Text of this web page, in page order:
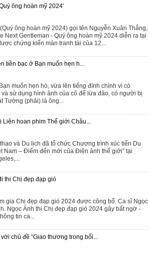
ông hoàn mỹ 2024'
ông hoàn mỹ 2024) gọi tên Nguyễn Xuân Thắng,
Next Gentleman - Quý ông hoàn mỹ 2024 diễn ra tại
chứng kiến màn tranh tài của 12...
tiền bạc ở Bạn muốn hẹn h...
muốn hẹn hò, vừa lên tiếng đính chính vì có
sử dụng hình ảnh của cô để lừa đảo, có người bị
Tường (phải) là ông...
Liên hoan phim Thế giới Châu...
và Du lịch đã tổ chức Chương trình xúc tiến Du
Nam – Điểm đến mới của Điện ảnh thế giới” tại
thi Chị đẹp đạp gió
gia Chị đẹp đạp gió 2024 được công bố. Ca sĩ Ngọc
Ngọc Ánh thi Chị đẹp đạp gió 2024 gây bất ngờ -
tin ca...
chủ đề “Giao thương trong bối...